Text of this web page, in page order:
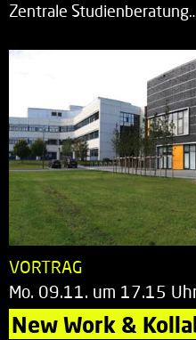
Zentrale
VORTRAG
Mo. 09.11. um 17.15
New Work &